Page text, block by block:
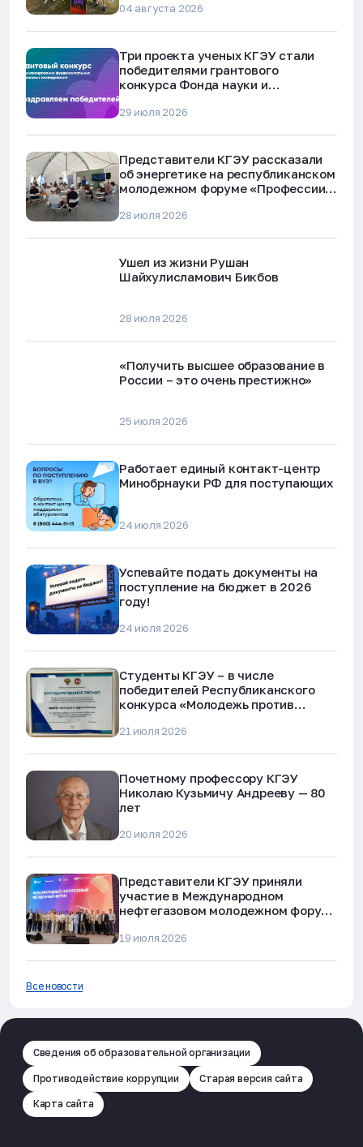
04 августа 2026
Три проекта ученых КГЭУ стали
победителями грантового
конкурса Фонда науки и
29 июля 2026
Представители КГЭУ рассказали
об энергетике на республиканском
молодежном форуме «Профессии
28 июля 2026
Ушел из жизни Рушан
Шайхулисламович Бикбов
28 июля 2026
«Получить высшее образование в
России – это очень престижно»
25 июля 2026
Работает единый контакт-центр
Минобрнауки РФ для поступающих
24 июля 2026
Успевайте подать документы на
поступление на бюджет в 2026
году!
24 июля 2026
Студенты КГЭУ – в числе
победителей Республиканского
конкурса «Молодежь против
мошенничества»
21 июля 2026
Почетному профессору КГЭУ
Николаю Кузьмичу Андрееву — 80
лет
20 июля 2026
Представители КГЭУ приняли
участие в Международном
нефтегазовом молодежном форуме
19 июля 2026
Все новости
Сведения об образовательной организации
Противодействие коррупции Старая версия сайта
Карта сайта